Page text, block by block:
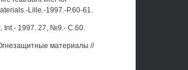
Lille.-1997.-P.60-61.
Int.- 1997. 27, №9.- C.60.
материалы //